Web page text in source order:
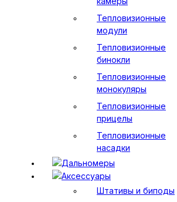
Тепловизионные
модули
Тепловизионные
бинокли
Тепловизионные
монокуляры
Тепловизионные
прицелы
Тепловизионные
насадки
Дальномеры
Аксессуары
Штативы и биподы